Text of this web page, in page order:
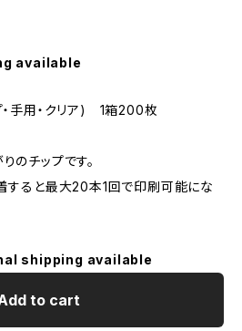
available
・手用・クリア) 1箱200枚
のチップです。
すると最大20本1回で印刷可能にな
shipping available
to cart